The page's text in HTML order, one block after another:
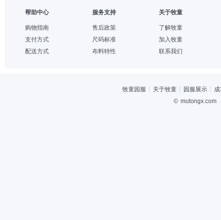
帮助中心
购物指南
支付方式
配送方式
服务支持
售后政策
尺码标准
布料特性
关于牧童
了解牧童
加入牧童
联系我们
牧童园服 关于牧童 园服展示
© mutongx.com